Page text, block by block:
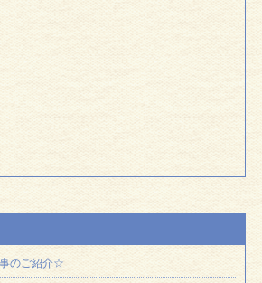
のご紹介☆